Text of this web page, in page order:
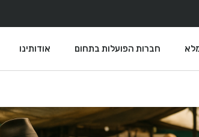
חברות הפועלות בתחום אודותינו